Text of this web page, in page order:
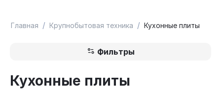
Главная / Крупнобытовая техника / Кухонные плиты
Фильтры
Кухонные плиты